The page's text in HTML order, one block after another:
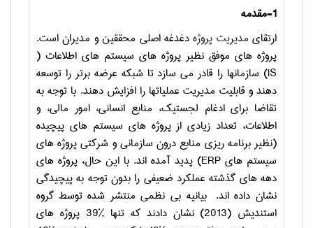
1-مقدمه
ارتقای مدیریت پروژهدغدغه اصلی محققین و مدیران است.
پروژه های موفق نظیر پروژه های سیستم های اطلاعات (
IS) سازمانها را قادر می سازد تا شبکه عرضه برتر را توسعه
دهند و قابلیت مدیریت عملیاتها را افزایش دهند. با توجه به
تقاضا برای ادغام لجستیک، منابع انسانی، امور مالی، و
اطلاعات، تعداد زیادی از پروژه های سیستم های پیچیده
(نظیر برنامه ریزی منابع درون سازمانی و شرکتی پروژه های
سیستم های ERP) پدید آمده اند. با این حال، پروژه های
دهه های گذشته عملکرد ضعیفی را بدون توجه به پیچیدگی
نشان داده اند. بیانیه بی نظمی منتشر شده توسط گروه
استندیش (2013) نشان دادند که تنها %39 پروژه های